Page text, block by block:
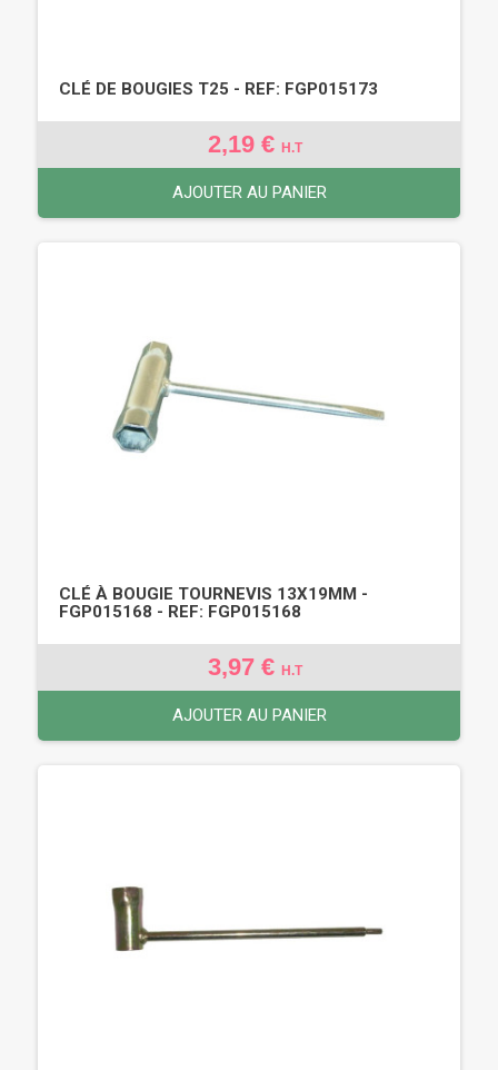
CLÉ DE BOUGIES T25 - REF: FGP015173
2,19 € H.T
AJOUTER AU PANIER
CLÉ À BOUGIE TOURNEVIS 13X19MM -
FGP015168 - REF: FGP015168
3,97 € H.T
AJOUTER AU PANIER